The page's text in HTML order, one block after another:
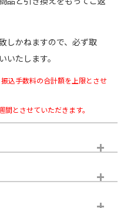
しかねますので、必ず取
たします。
込手数料の合計額を上限とさせ
とさせていただきます。
断しておりますので、あら
さい。